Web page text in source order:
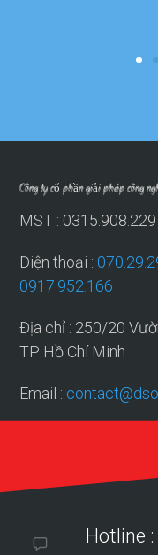
Công ty cổ phần giải pháp công
MST : 0315.908.229
Điện thoại :
0917.952.166
Địa chỉ : 250/20
TP Hồ Chí Minh
Email :
Hotline